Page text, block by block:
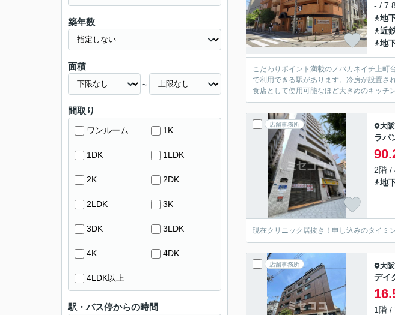
- /
地
近
地
こだわりポイント満載のノバカネイチ上町
で利用できる駅があります。冷房が設置さ
食店として使用可能なほど大きめのキッチ
店舗事務所 大
ラパ
2階 /
地
現在クリニック居抜き！申し込みのタイ
店舗事務所 大
デイ
1階 /
築年数
面積
～
間取り
ワンルーム 1K
1DK 1LDK
2K 2DK
2LDK 3K
3DK 3LDK
4K 4DK
4LDK以上
駅・バス停からの時間